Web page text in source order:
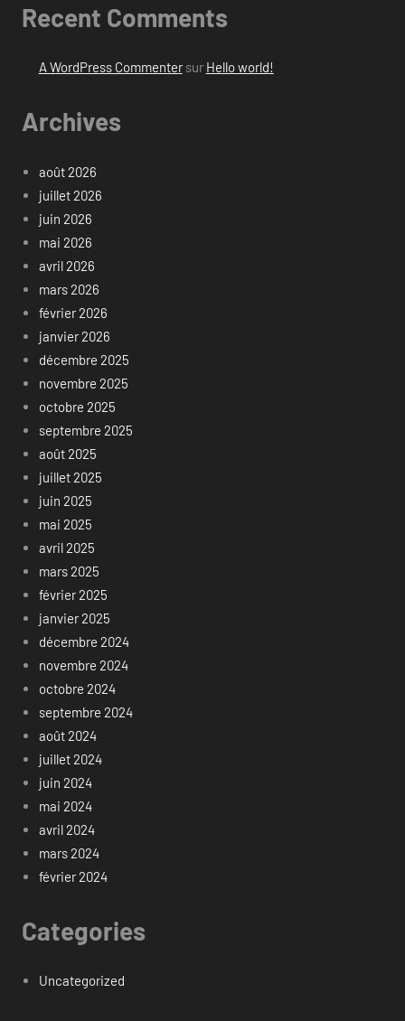
Recent Comments
A WordPress Commentersur Hello world!
Archives
août 2026
juillet 2026
juin 2026
mai 2026
avril 2026
mars 2026
février 2026
janvier 2026
décembre 2025
novembre 2025
octobre 2025
septembre 2025
août 2025
juillet 2025
juin 2025
mai 2025
avril 2025
mars 2025
février 2025
janvier 2025
décembre 2024
novembre 2024
octobre 2024
septembre 2024
août 2024
juillet 2024
juin 2024
mai 2024
avril 2024
mars 2024
février 2024
Categories
Uncategorized